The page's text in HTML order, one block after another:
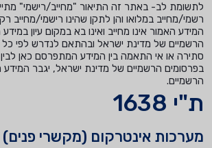
לתשומת לב- באתר זה התיאור "מחייב/רישמי"
רשמי/מחייב במלואו והן לתקן שהינו רישמי/מחייב
המידע האמור אינו מחייב ואינו בא במקום עיון
הרשמיים של מדינת ישראל ובהתאם לנדרש לפי כל
סתירה או אי התאמה בין המידע המתפרסם כאן
בפרסומים הרשמיים של מדינת ישראל, יגבר
הרשמיים.
ת"י 1638
מערכות אינטרקום (מקשרי פנים)